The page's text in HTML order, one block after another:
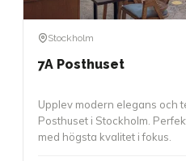
Stockholm
7A Posthuset
Upplev modern elegans och
Posthuset i Stockholm.
med högsta kvalitet i fokus.